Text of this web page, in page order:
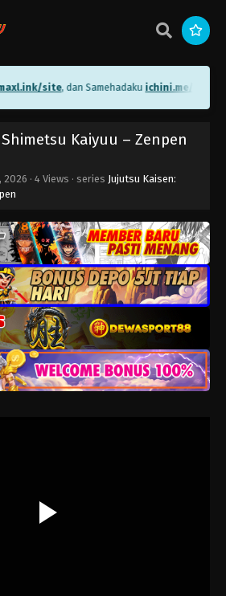
site, dan Samehadakuichini.me/
Kaiyuu – Zenpen
2026 · 4 Views · series Jujutsu Kaisen: